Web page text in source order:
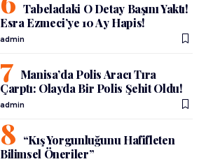
Tabeladaki O Detay Başını Yaktı!
Esra Ezmeci’ye 10 Ay Hapis!
admin
Manisa’da Polis Aracı Tıra
Çarptı: Olayda Bir Polis Şehit Oldu!
admin
“Kış Yorgunluğunu Hafifleten
Bilimsel Öneriler”